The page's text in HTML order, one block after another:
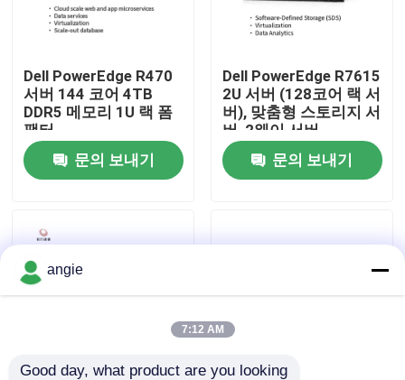
공장 견학
품질 관리
저희와 연락
랙 스토리지 서버
Dell PowerEdge R470
서버 144 코어 4TB
DDR5 메모리 1U 랙 폼
팩터
문의 보내기
Dell PowerEdge R7615
2U 서버 (128코어 랙 서
버), 맞춤형 스토리지 서
버, 2웨이 서버
문의 보내기
angie
7:12 AM
Good day, what product are you looking